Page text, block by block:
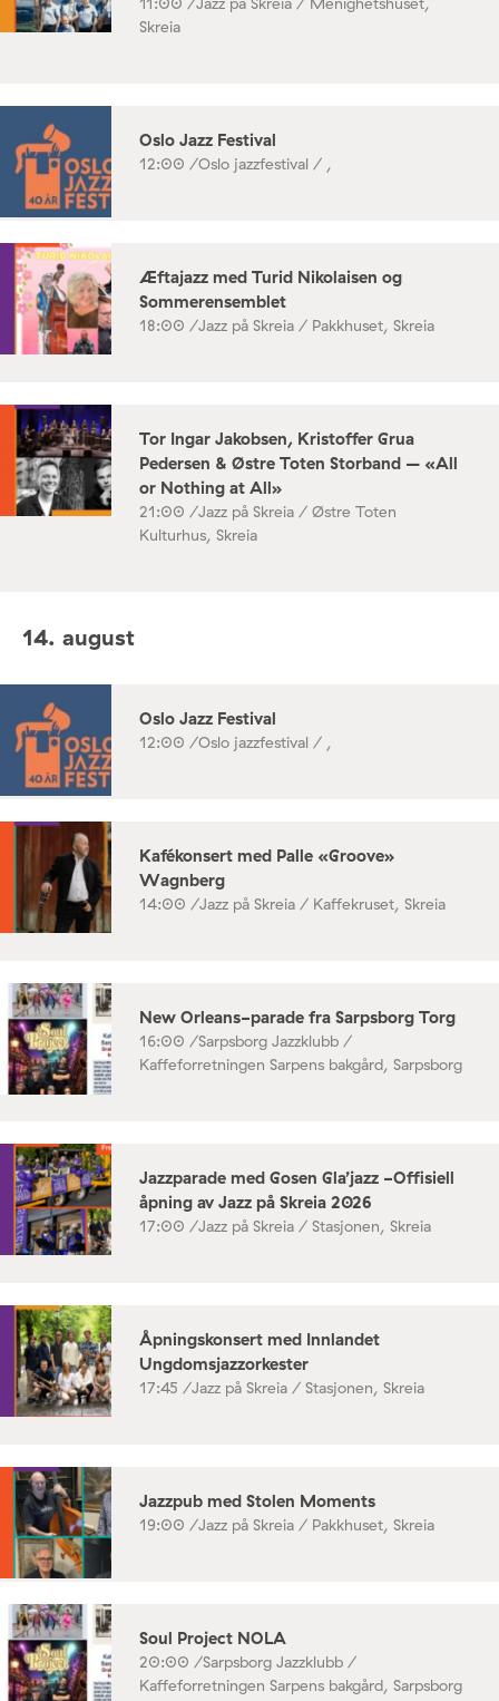
Skreia
Oslo Jazz Festival
12:00 /Oslo jazzfestival / ,
Æftajazz med Turid Nikolaisen og
Sommerensemblet
18:00 /Jazz på Skreia / Pakkhuset, Skreia
Tor Ingar Jakobsen, Kristoffer Grua
Pedersen & Østre Toten Storband – «All
or Nothing at All»
21:00 /Jazz på Skreia / Østre Toten
Kulturhus, Skreia
14. august
Oslo Jazz Festival
12:00 /Oslo jazzfestival / ,
Kafékonsert med Palle «Groove»
Wagnberg
14:00 /Jazz på Skreia / Kaffekruset, Skreia
New Orleans-parade fra Sarpsborg Torg
16:00 /Sarpsborg Jazzklubb /
Kaffeforretningen Sarpens bakgård, Sarpsborg
Jazzparade med Gosen Gla’jazz -Offisiell
åpning av Jazz på Skreia 2026
17:00 /Jazz på Skreia / Stasjonen, Skreia
Åpningskonsert med Innlandet
Ungdomsjazzorkester
17:45 /Jazz på Skreia / Stasjonen, Skreia
Jazzpub med Stolen Moments
19:00 /Jazz på Skreia / Pakkhuset, Skreia
Soul Project NOLA
20:00 /Sarpsborg Jazzklubb /
Kaffeforretningen Sarpens bakgård, Sarpsborg